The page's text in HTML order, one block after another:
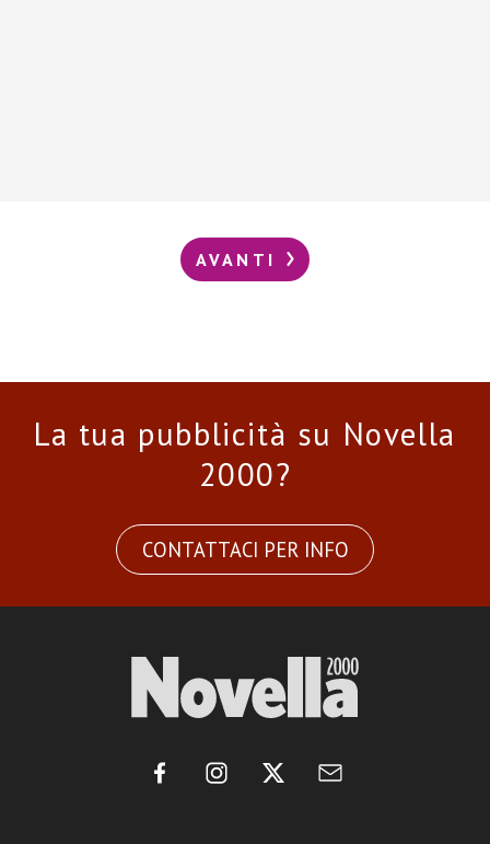
AVANTI
La tua pubblicità su Novella
2000?
CONTATTACI PER INFO